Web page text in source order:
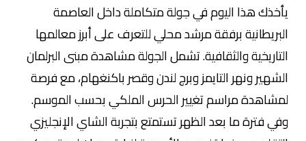
يأخذك هذا اليوم في جولة متكاملة داخل العاصمة
البريطانية برفقة مرشد محلي للتعرف على أبرز معالمها
التاريخية والثقافية. تشمل الجولة مشاهدة مبنى البرلمان
الشهير ونهر التايمز وبرج لندن وقصر باكنغهام، مع فرصة
لمشاهدة مراسم تغيير الحرس الملكي بحسب الموسم.
وفي فترة ما بعد الظهر تستمتع بتجربة الشاي الإنجليزي